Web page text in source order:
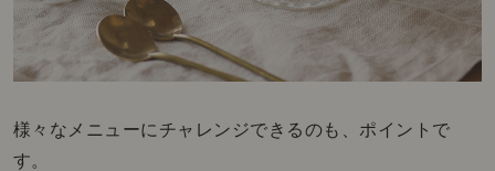
様々なメニューにチャレンジできるのも、ポイントで
す。